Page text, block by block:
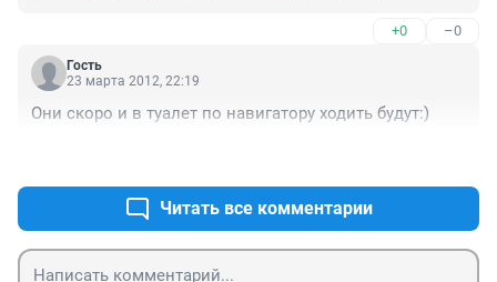
+0 –0
Гость
23 марта 2012, 22:19
Они скоро и в туалет по навигатору ходить будут:)
Читать все комментарии